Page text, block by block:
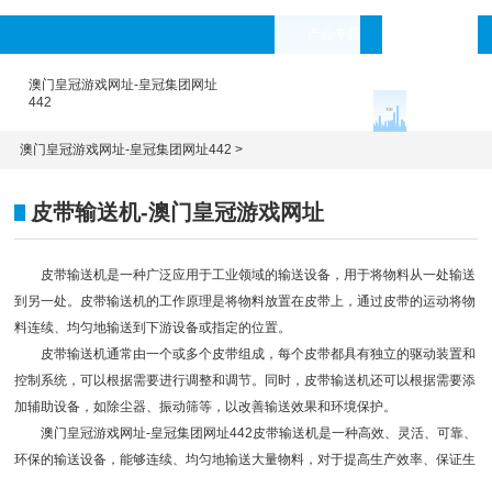
澳门皇冠游戏网址-皇冠集团网址
442
澳门皇冠游戏网址-皇冠集团网址442 >
皮带输送机-澳门皇冠游戏网址
皮带输送机是一种广泛应用于工业领域的输送设备 ，用于将物料从一处输送
到另一处。 皮带输送机的工作原理是将物料放置在皮带上，通过皮带的运动将物
料连续、均匀地输送到下游设备或指定的位置。
皮带输送机通常由一个或多个皮带组成，每个皮带都具有独立的驱动装置和
控制系统，可以根据需要进行调整和调节。同时，皮带输送机还可以根据需要添
加辅助设备，如除尘器、振动筛等，以改善输送效果和环境保护。
澳门皇冠游戏网址-皇冠集团网址442皮带输送机是一种高效、灵活、可靠、
环保的输送设备，能够连续、均匀地输送大量物料，对于提高生产效率、保证生